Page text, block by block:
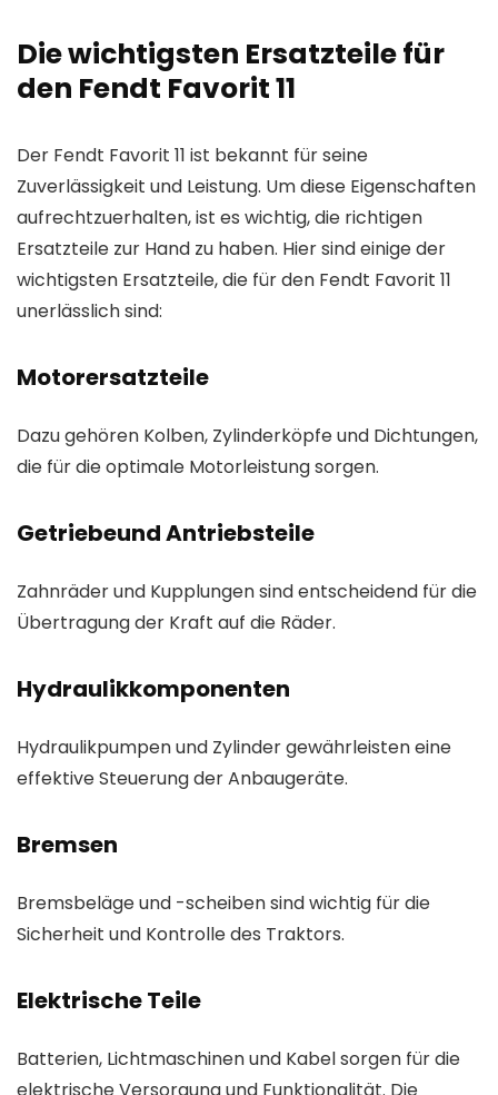
Die wichtigsten Ersatzteile für
den Fendt Favorit 11
Der Fendt Favorit 11 ist bekannt für seine
Zuverlässigkeit und Leistung. Um diese Eigenschaften
aufrechtzuerhalten, ist es wichtig, die richtigen
Ersatzteile zur Hand zu haben. Hier sind einige der
wichtigsten Ersatzteile, die für den Fendt Favorit 11
unerlässlich sind:
Motorersatzteile
Dazu gehören Kolben, Zylinderköpfe und Dichtungen,
die für die optimale Motorleistung sorgen.
Getriebeund Antriebsteile
Zahnräder und Kupplungen sind entscheidend für die
Übertragung der Kraft auf die Räder.
Hydraulikkomponenten
Hydraulikpumpen und Zylinder gewährleisten eine
effektive Steuerung der Anbaugeräte.
Bremsen
Bremsbeläge und -scheiben sind wichtig für die
Sicherheit und Kontrolle des Traktors.
Elektrische Teile
Batterien, Lichtmaschinen und Kabel sorgen für die
elektrische Versorgung und Funktionalität. Die